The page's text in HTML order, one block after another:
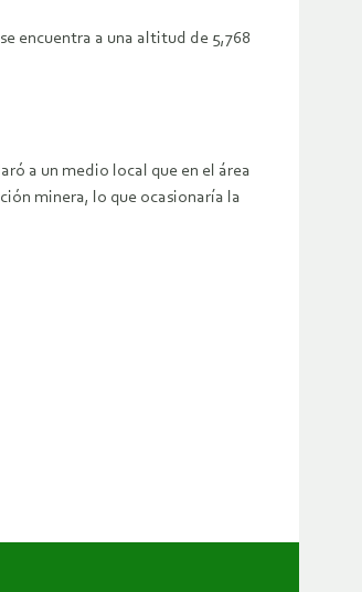
encuentra a una altitud de 5,768
a un medio local que en el área
minera, lo que ocasionaría la